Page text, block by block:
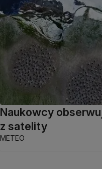
Naukowcy
z satelity
METEO